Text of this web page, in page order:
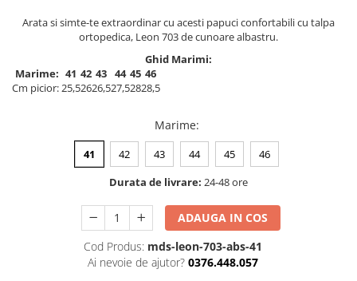
Arata si simte-te extraordinar cu acesti papuci confortabili cu talpa
ortopedica, Leon 703 de cunoare albastru.
Ghid Marimi:
Marime: 41 42 43 44 45 46
Cm picior:25,52626,527,52828,5
Marime:
41 42 43 44 45
46
Durata de livrare: 24-48 ore
ADAUGA IN COS
Cod Produs: mds-leon-703-abs-41
Ai nevoie de ajutor? 0376.448.057